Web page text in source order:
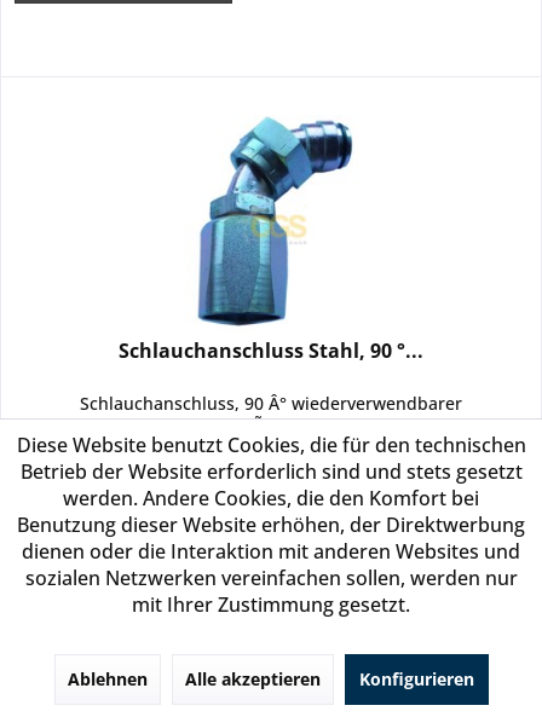
Schlauchanschluss Stahl, 90 °...
Schlauchanschluss, 90 Â° wiederverwendbarer
Innenanschluss fÃ¼r Schlauch G16 7/8
Sie können als Gast (bzw. mit Ihrem derzeitigen
Status) keine Preise sehen
Merken
Diese Website benutzt Cookies, die für den technischen
Betrieb der Website erforderlich sind und stets gesetzt
werden. Andere Cookies, die den Komfort bei
Benutzung dieser Website erhöhen, der Direktwerbung
dienen oder die Interaktion mit anderen Websites und
sozialen Netzwerken vereinfachen sollen, werden nur
mit Ihrer Zustimmung gesetzt.
Ablehnen Alle akzeptieren Konfigurieren